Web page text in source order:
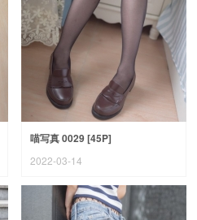
喵写真 0029 [45P]
2022-03-14